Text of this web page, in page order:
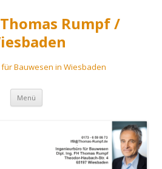
Rumpf /
Bauwesen in Wiesbaden
Menü Zum
springen